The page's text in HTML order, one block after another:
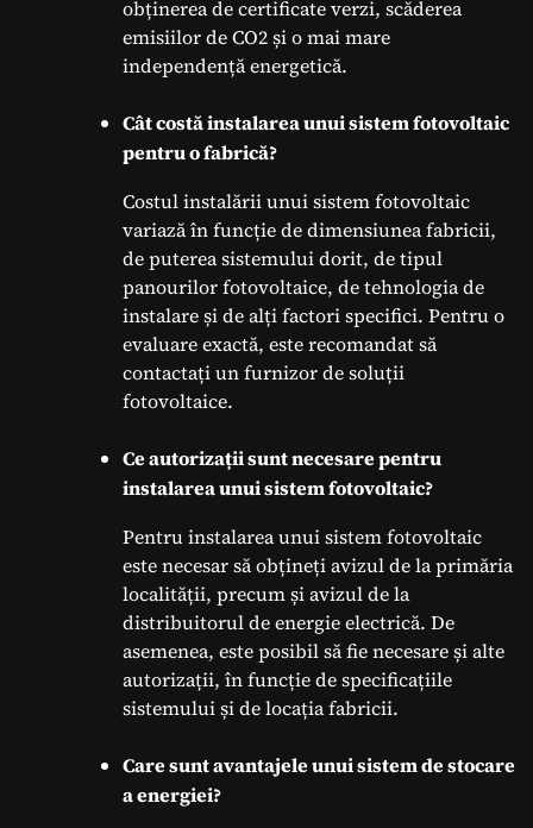
obținerea de certificate verzi, scăderea
emisiilor de CO2 și o mai mare
independență energetică.
Cât costă instalarea unui sistem fotovoltaic
pentru o fabrică?
Costul instalării unui sistem fotovoltaic
variază în funcție de dimensiunea fabricii,
de puterea sistemului dorit, de tipul
panourilor fotovoltaice, de tehnologia de
instalare și de alți factori specifici. Pentru o
evaluare exactă, este recomandat să
contactați un furnizor de soluții
fotovoltaice.
Ce autorizații sunt necesare pentru
instalarea unui sistem fotovoltaic?
Pentru instalarea unui sistem fotovoltaic
este necesar să obțineți avizul de la primăria
localității, precum și avizul de la
distribuitorul de energie electrică. De
asemenea, este posibil să fie necesare și alte
autorizații, în funcție de specificațiile
sistemului și de locația fabricii.
Care sunt avantajele unui sistem de stocare
a energiei?